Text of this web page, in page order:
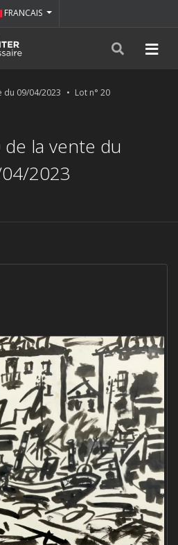
FRANCAIS
du 09/04/2023 Lot n° 20
la vente du
2023